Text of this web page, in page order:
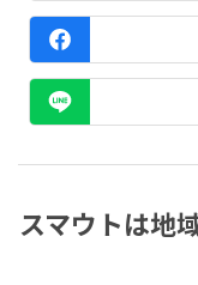
スマウトは地